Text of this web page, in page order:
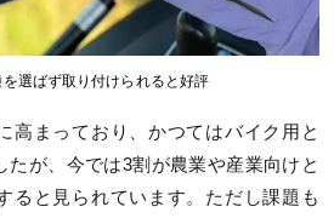
を選ばず取り付けられると好評
高まっており、かつてはバイク用と
たが、今では3割が農業や産業向けと
ると見られています。ただし課題も